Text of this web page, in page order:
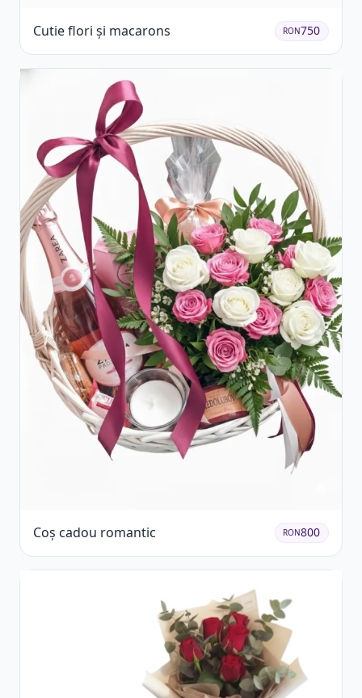
Cutie flori și macarons RON750
Coș cadou romantic RON800